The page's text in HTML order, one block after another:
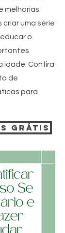
melhorias
uma série
o
idade. Confira
de
para
grátis